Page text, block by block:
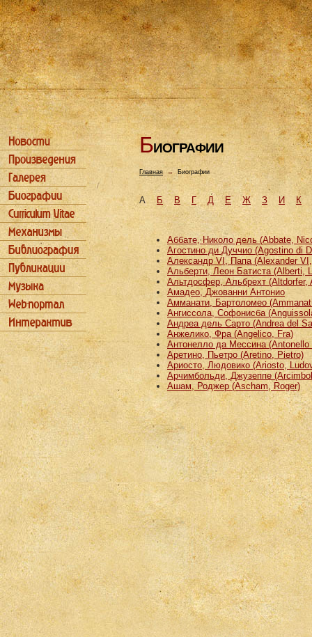
БИОГРАФИИ
Главная→ Биографии
А Б В Г Д Е Ж З И К
Аббате, Николо дель (Abbate,
Агостино ди Дуччио (Agostino di
Александр VI, Папа (Alexander
Альберти, Леон Батиста (Alberti,
Альтдосфер, Альбрехт (Altdorfer,
Амадео, Джованни Антонио
Амманати, Бартоломео
Ангиссола, Софонисба
Андреа дель Сарто (Andrea del
Анжелико, Фра (Angelico, Fra)
Антонелло да Мессина (Antonello
Аретино, Пьетро (Aretino, Pietro)
Ариосто, Людовико (Ariosto,
Арчимбольди, Джузеппе
Ашам, Роджер (Ascham, Roger)